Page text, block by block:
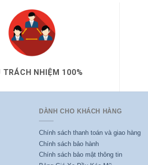
TRÁCH NHIỆM 100%
DÀNH CHO KHÁCH HÀNG
Chính sách thanh toán và giao hàng
Chính sách bảo hành
Chính sách bảo mật thông tin